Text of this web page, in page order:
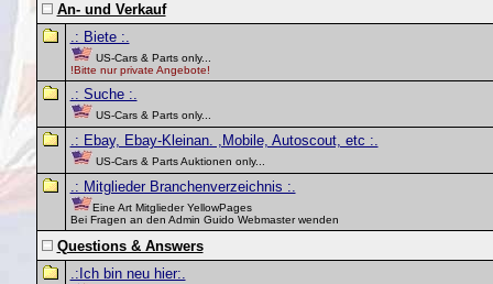
An- und Verkauf
.: Biete :.
US-Cars & Parts only...
!Bitte nur private Angebote!
.: Suche :.
US-Cars & Parts only...
.: Ebay, Ebay-Kleinan. ,Mobile, Autoscout, etc :.
US-Cars & Parts Auktionen only...
.: Mitglieder Branchenverzeichnis :.
Eine Art Mitglieder YellowPages
Bei Fragen an den Admin Guido Webmaster wenden
Questions & Answers
.:Ich bin neu hier:.